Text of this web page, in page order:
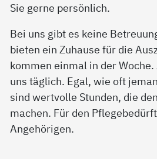
Sie gerne persönlich.
Bei uns gibt es keine
bieten ein Zuhause für die
kommen einmal in der
uns täglich. Egal, wie oft
sind wertvolle Stunden, die
machen. Für den
Angehörigen.